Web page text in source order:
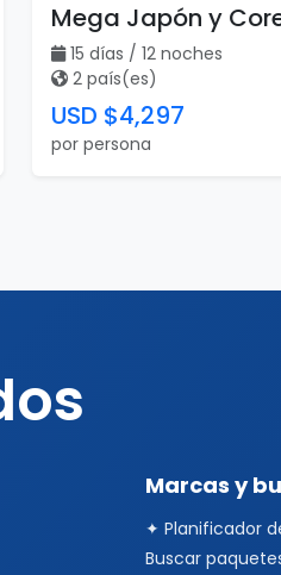
Mega Japón y
15 días / 12 noches
2 país(es)
USD $4,297
por persona
Marcas y
✦ Planificador
Buscar